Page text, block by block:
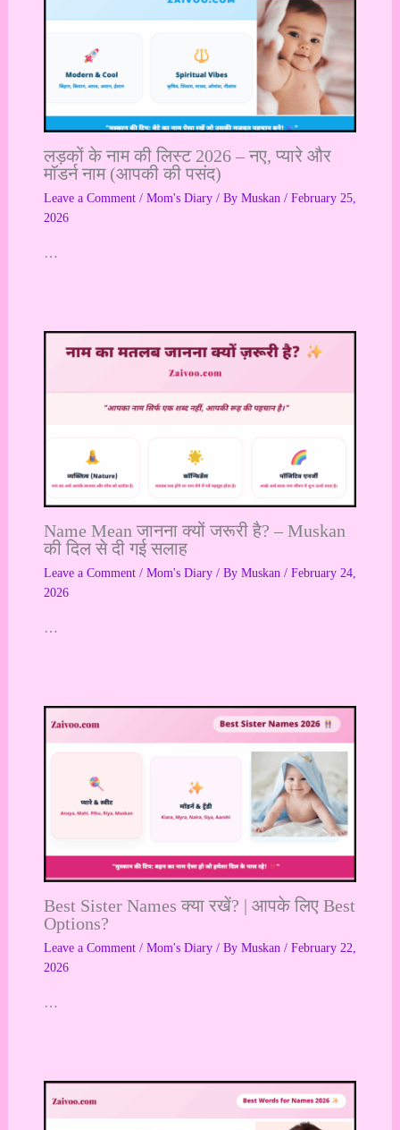
लड़कों के नाम की लिस्ट 2026 – नए, प्यारे और
मॉडर्न नाम (आपकी की पसंद)
Leave a Comment / Mom's Diary/ By Muskan / February 25,
2026
…
Name Mean जानना क्यों जरूरी है? – Muskan
की दिल से दी गई सलाह
Leave a Comment / Mom's Diary/ By Muskan / February 24,
2026
…
Best Sister Names क्या रखें? | आपके लिए Best
Options?
Leave a Comment / Mom's Diary/ By Muskan / February 22,
2026
…